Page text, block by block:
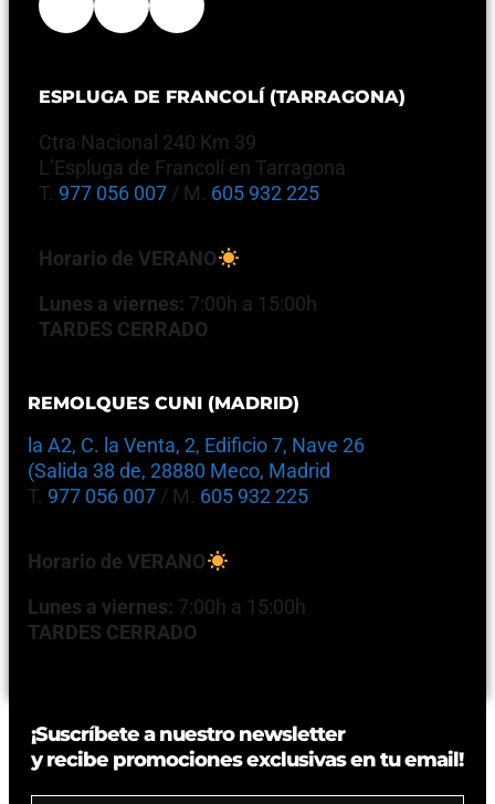
ESPLUGA DE FRANCOLÍ (TARRAGONA)
Ctra Nacional 240 Km 39
L’Espluga de Francolí en Tarragona
T. 977 056 007 / M. 605 932 225
Horario de VERANO
Lunes a viernes: 7:00h a 15:00h
TARDES CERRADO
REMOLQUES CUNI (MADRID)
la A2, C. la Venta, 2, Edificio 7, Nave 26
(Salida 38 de, 28880 Meco, Madrid
T. 977 056 007 / M. 605 932 225
Horario de VERANO
Lunes a viernes: 7:00h a 15:00h
TARDES CERRADO
¡Suscríbete a nuestro newsletter
y recibe promociones exclusivas en tu email!